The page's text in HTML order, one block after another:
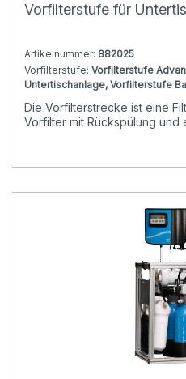
Vorfilterstufe für
Artikelnummer: 882025
Vorfilterstufe:Vorfilterstufe
Untertischanlage, Vorfilterstufe
Untertischanlage
Die Vorfilterstrecke ist eine
Vorfilter mit Rückspülung und